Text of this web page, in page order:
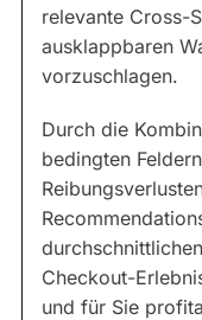
relevante Cross-
ausklappbaren
vorzuschlagen.
Durch die
bedingten
Checkout-
und für Sie